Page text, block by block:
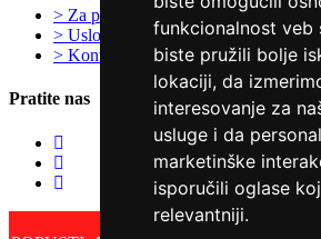
funkcionalnost veb
biste pružili bolje
lokaciji, da
interesovanje za
usluge i da
marketinške
isporučili oglase
relevantniji.
> Za poslovne partnere
> Uslovi korišćenja
> Kontakt
Pratite nas